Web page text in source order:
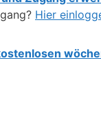
Hier